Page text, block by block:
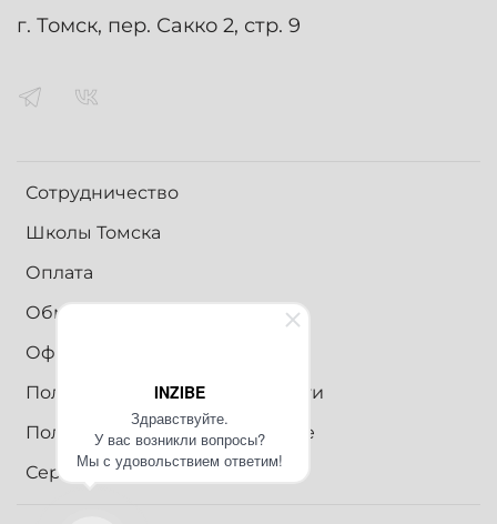
INZIBE
Здравствуйте.
У вас возникли вопросы?
Мы с удовольствием ответим!
Сотрудничество
Школы Томска
Оплата
Обмен и возврат
Оферта
Политика конфиденциальности
Пользовательское соглашение
Сертификаты
г. Томск, пер. Сакко 2, стр. 9